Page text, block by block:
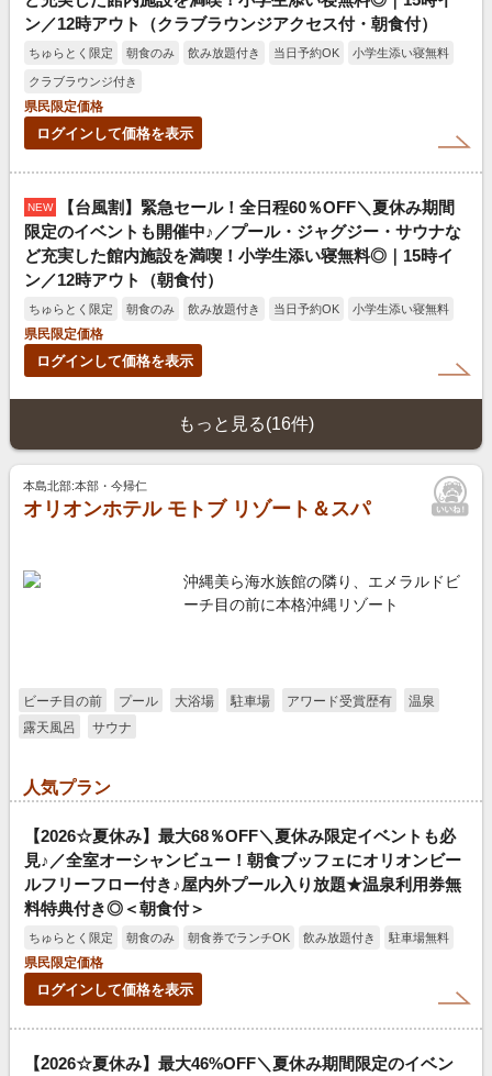
ン／12時アウト（クラブラウンジアクセス付・朝食付）
ちゅらとく限定 朝食のみ 飲み放題付き 当日予約OK 小学生添い寝無料
クラブラウンジ付き
県民限定価格
ログインして価格を表示
NEW
【台風割】緊急セール！全日程60％OFF＼夏休み期間
限定のイベントも開催中♪／プール・ジャグジー・サウナな
ど充実した館内施設を満喫！小学生添い寝無料◎｜15時イ
ン／12時アウト（朝食付）
ちゅらとく限定 朝食のみ 飲み放題付き 当日予約OK
小学生添い寝無料
県民限定価格
ログインして価格を表示
もっと見る(16件)
本島北部:本部・今帰仁
オリオンホテル モトブ リゾート＆スパ
沖縄美ら海水族館の隣り、エメラルドビ
ーチ目の前に本格沖縄リゾート
ビーチ目の前 プール 大浴場 駐車場 アワード受賞歴有
温泉
露天風呂
サウナ
人気プラン
【2026☆夏休み】最大68％OFF＼夏休み限定イベントも必
見♪／全室オーシャンビュー！朝食ブッフェにオリオンビー
ルフリーフロー付き♪屋内外プール入り放題★温泉利用券無
料特典付き◎＜朝食付＞
ちゅらとく限定 朝食のみ 朝食券でランチOK 飲み放題付き
駐車場無料
県民限定価格
ログインして価格を表示
【2026☆夏休み】最大46%OFF＼夏休み期間限定のイベン